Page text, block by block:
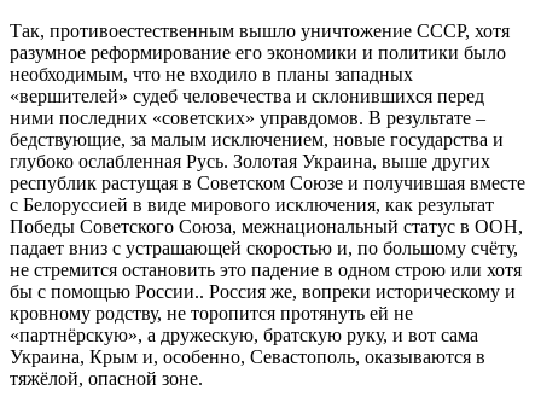
Так, противоестественным вышло уничтожение СССР, хотя
разумное реформирование его экономики и политики было
необходимым, что не входило в планы западных
«вершителей» судеб человечества и склонившихся перед
ними последних «советских» управдомов. В результате –
бедствующие, за малым исключением, новые государства и
глубоко ослабленная Русь. Золотая Украина, выше других
республик растущая в Советском Союзе и получившая вместе
с Белоруссией в виде мирового исключения, как результат
Победы Советского Союза, межнациональный статус в ООН,
падает вниз с устрашающей скоростью и, по большому счёту,
не стремится остановить это падение в одном строю или хотя
бы с помощью России.. Россия же, вопреки историческому и
кровному родству, не торопится протянуть ей не
«партнёрскую», а дружескую, братскую руку, и вот сама
Украина, Крым и, особенно, Севастополь, оказываются в
тяжёлой, опасной зоне.